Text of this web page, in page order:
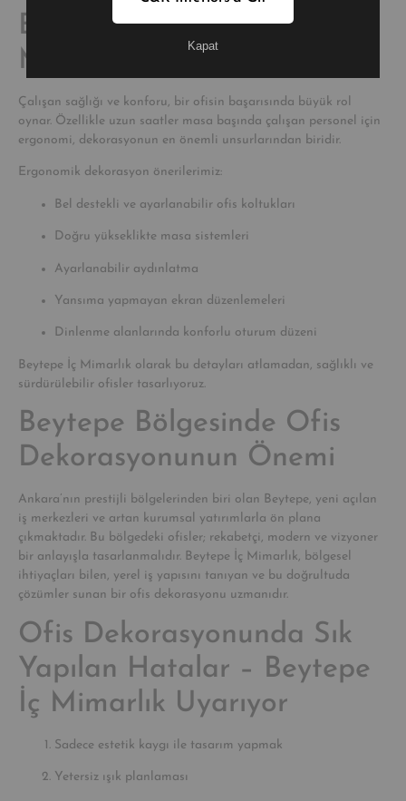
Ergonomi – Beytepe İç
Mimarlık’tan Tavsiyeler
Çalışan sağlığı ve konforu, bir ofisin başarısında büyük rol
oynar. Özellikle uzun saatler masa başında çalışan personel için
ergonomi, dekorasyonun en önemli unsurlarından biridir.
Ergonomik dekorasyon önerilerimiz:
Bel destekli ve ayarlanabilir ofis koltukları
Doğru yükseklikte masa sistemleri
Ayarlanabilir aydınlatma
Yansıma yapmayan ekran düzenlemeleri
Dinlenme alanlarında konforlu oturum düzeni
Beytepe İç Mimarlık olarak bu detayları atlamadan, sağlıklı ve
sürdürülebilir ofisler tasarlıyoruz.
Beytepe Bölgesinde Ofis
Dekorasyonunun Önemi
Ankara’nın prestijli bölgelerinden biri olan Beytepe, yeni açılan
iş merkezleri ve artan kurumsal yatırımlarla ön plana
çıkmaktadır. Bu bölgedeki ofisler; rekabetçi, modern ve vizyoner
bir anlayışla tasarlanmalıdır. Beytepe İç Mimarlık, bölgesel
ihtiyaçları bilen, yerel iş yapısını tanıyan ve bu doğrultuda
çözümler sunan bir ofis dekorasyonu uzmanıdır.
Ofis Dekorasyonunda Sık
Yapılan Hatalar – Beytepe
İç Mimarlık Uyarıyor
Sadece estetik kaygı ile tasarım yapmak
Yetersiz ışık planlaması
Kapat